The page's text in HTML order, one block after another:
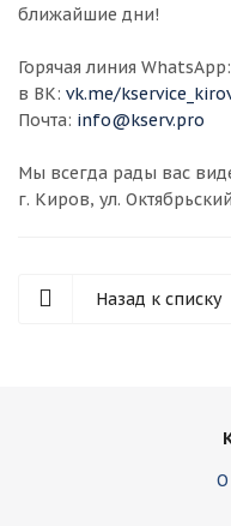
ближайшие дни!
Горячая линия
в ВК: vk.me/
Почта: info@kserv.pro
Мы всегда рады вас
г. Киров, ул.
Назад к списку
О